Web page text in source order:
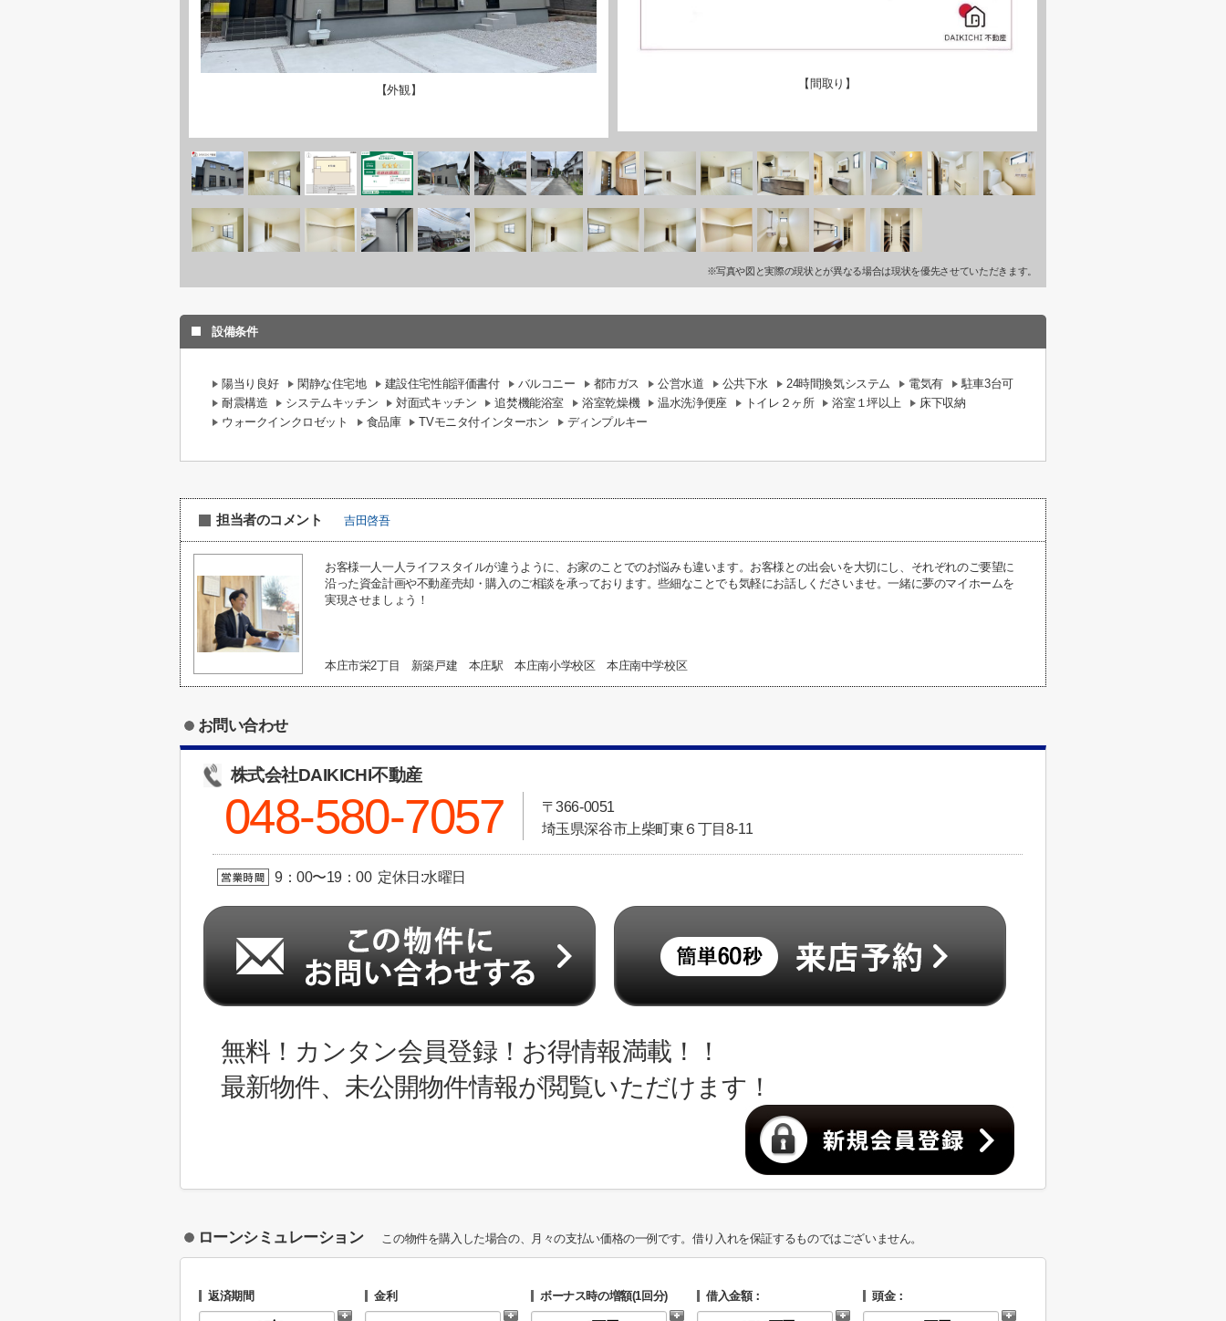
【外観】 【間取り】
※写真や図と実際の現状とが異なる場合は現状を優先させていただきます。
設備条件
陽当り良好 閑静な住宅地 建設住宅性能評価書付 バルコニー 都市ガス 公営水道 公共下水 24時間換気システム 電気有
駐車3台可
耐震構造
システムキッチン 対面式キッチン 追焚機能浴室 浴室乾燥機 温水洗浄便座 トイレ２ヶ所 浴室１坪以上
床下収納
ウォークインクロゼット
食品庫 TVモニタ付インターホン ディンプルキー
担当者のコメント 吉田啓吾
お客様一人一人ライフスタイルが違うように、お家のことでのお悩みも違います。お客様との出会いを大切にし、それぞれのご要望に
沿った資金計画や不動産売却・購入のご相談を承っております。些細なことでも気軽にお話しくださいませ。一緒に夢のマイホームを
実現させましょう！
本庄市栄2丁目 新築戸建 本庄駅 本庄南小学校区 本庄南中学校区
お問い合わせ
株式会社DAIKICHI不動産
048-580-7057
〒366-0051
埼玉県深谷市上柴町東６丁目8-11
9：00〜19：00 定休日:水曜日
無料！カンタン会員登録！お得情報満載！！
最新物件、未公開物件情報が閲覧いただけます！
ローンシミュレーション この物件を購入した場合の、月々の支払い価格の一例です。借り入れを保証するものではございません。
返済期間 金利 ボーナス時の増額(1回分) 借入金額： 頭金：